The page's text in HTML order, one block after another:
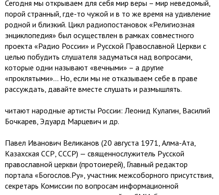
Сегодня мы открываем для себя мир веры – мир неведомый,
порой странный, где-то чужой и в то же время на удивление
родной и близкий. Цикл радиопостановок «Религиозная
энциклопедия» был осуществлен в рамках совместного
проекта «Радио России» и Русской Православной Церкви с
целью побудить слушателя задуматься над вопросами,
которые одни называют «вечными» – а другие
«проклятыми»… Но, если мы не отказываем себе в праве
рассуждать, давайте вместе слушать и размышлять.
читают народные артисты России: Леонид Кулагин, Василий
Бочкарев, Эдуард Марцевич и др.
Павел Иванович Великанов (20 августа 1971, Алма-Ата,
Казахская ССР, СССР) — священнослужитель Русской
православной церкви (протоиерей), Главный редактор
портала «Богослов.Ру», участник межсоборного присутствия,
секретарь Комиссии по вопросам информационной